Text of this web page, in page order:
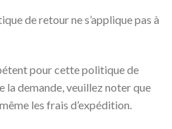
de retour ne s’applique pas à
pour cette politique de
la demande, veuillez noter que
les frais d’expédition.